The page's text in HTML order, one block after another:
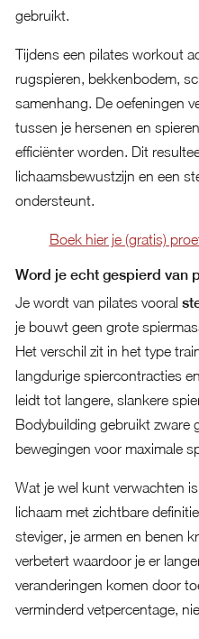
gebruikt.
Tijdens een pilates workout
rugspieren, bekkenbodem,
samenhang. De oefeningen
tussen je hersenen en
efficiënter worden. Dit
lichaamsbewustzijn en een
ondersteunt.
Boek hier je (gratis)
Word je echt gespierd van
Je wordt van pilates vooral
je bouwt geen grote
Het verschil zit in het type
langdurige spiercontracties
leidt tot langere, slankere
Bodybuilding gebruikt zware
bewegingen voor maximale
Wat je wel kunt verwachten
lichaam met zichtbare
steviger, je armen en benen
verbetert waardoor je er
veranderingen komen door
verminderd vetpercentage,